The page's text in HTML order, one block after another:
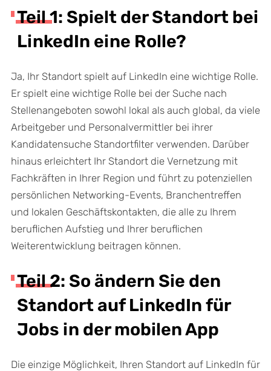
Teil 1: Spielt der Standort bei
LinkedIn eine Rolle?
Ja, Ihr Standort spielt auf LinkedIn eine wichtige Rolle.
Er spielt eine wichtige Rolle bei der Suche nach
Stellenangeboten sowohl lokal als auch global, da viele
Arbeitgeber und Personalvermittler bei ihrer
Kandidatensuche Standortfilter verwenden. Darüber
hinaus erleichtert Ihr Standort die Vernetzung mit
Fachkräften in Ihrer Region und führt zu potenziellen
persönlichen Networking-Events, Branchentreffen
und lokalen Geschäftskontakten, die alle zu Ihrem
beruflichen Aufstieg und Ihrer beruflichen
Weiterentwicklung beitragen können.
Teil 2: So ändern Sie den
Standort auf LinkedIn für
Jobs in der mobilen App
Die einzige Möglichkeit, Ihren Standort auf LinkedIn für